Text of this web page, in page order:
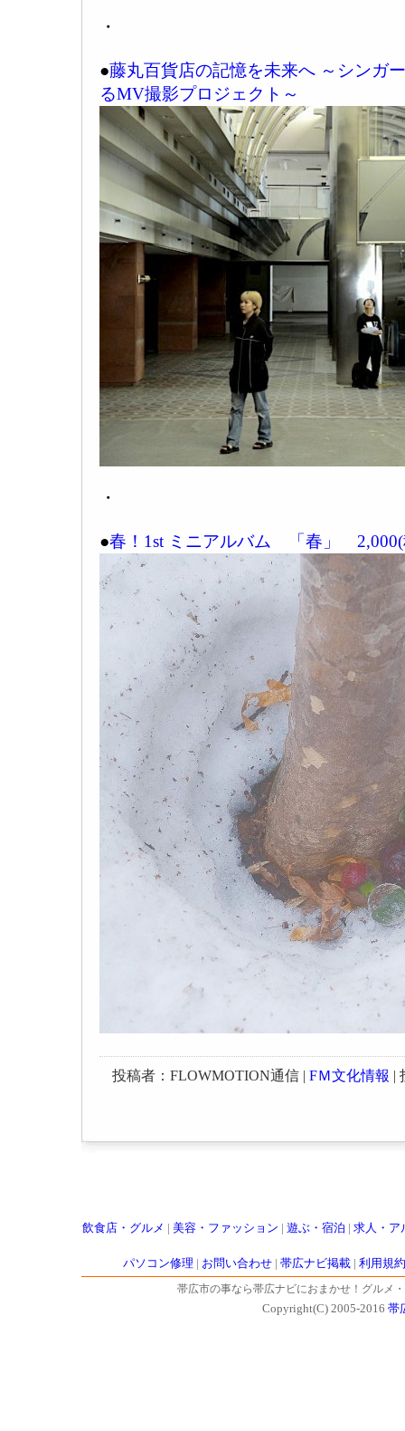
・
●藤丸百貨店の記憶を未来へ ～シンガ
るMV撮影プロジェクト～
・
●春！1st ミニアルバム 「春」 2,000(
投稿者：FLOWMOTION通信 | FＭ文化情報 |
飲食店・グルメ 美容・ファッション 遊ぶ・宿泊 求人・ア
パソコン修理 お問い合わせ| 帯広ナビ掲載| 利用規約
帯広市の事なら帯広ナビにおまかせ！グルメ
Copyright(C) 2005-2016 帯